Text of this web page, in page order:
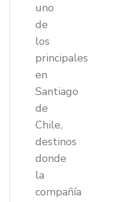
uno
de
los
principales
en
Santiago
de
Chile,
destinos
donde
la
compañía